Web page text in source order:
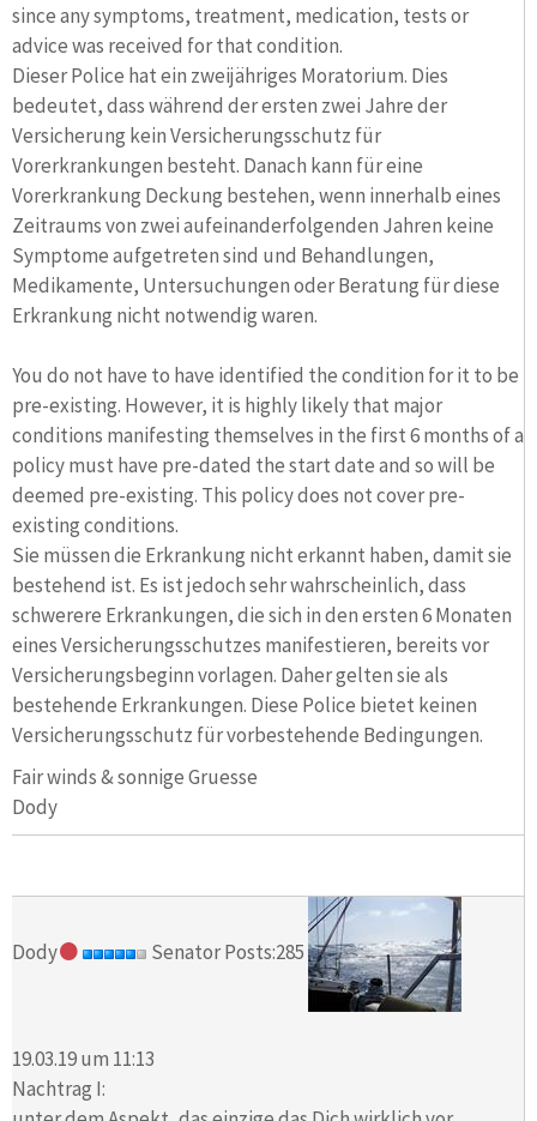
since any symptoms, treatment, medication, tests or
advice was received for that condition.
Dieser Police hat ein zweijähriges Moratorium. Dies
bedeutet, dass während der ersten zwei Jahre der
Versicherung kein Versicherungsschutz für
Vorerkrankungen besteht. Danach kann für eine
Vorerkrankung Deckung bestehen, wenn innerhalb eines
Zeitraums von zwei aufeinanderfolgenden Jahren keine
Symptome aufgetreten sind und Behandlungen,
Medikamente, Untersuchungen oder Beratung für diese
Erkrankung nicht notwendig waren.
You do not have to have identified the condition for it to be
pre-existing. However, it is highly likely that major
conditions manifesting themselves in the first 6 months of a
policy must have pre-dated the start date and so will be
deemed pre-existing. This policy does not cover pre-
existing conditions.
Sie müssen die Erkrankung nicht erkannt haben, damit sie
bestehend ist. Es ist jedoch sehr wahrscheinlich, dass
schwerere Erkrankungen, die sich in den ersten 6 Monaten
eines Versicherungsschutzes manifestieren, bereits vor
Versicherungsbeginn vorlagen. Daher gelten sie als
bestehende Erkrankungen. Diese Police bietet keinen
Versicherungsschutz für vorbestehende Bedingungen.
Fair winds & sonnige Gruesse
Dody
Dody Senator Posts:285
19.03.19 um 11:13
Nachtrag I: